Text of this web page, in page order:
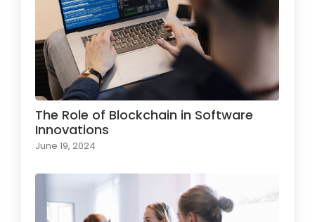
The Role of Blockchain in Software
Innovations
June 19, 2024